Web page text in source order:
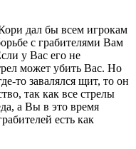
дал бы всем игрокам
с грабителями Вам
у Вас его не
может убить Вас. Но
то завалялся щит, то он
так как все стрелы
а Вы в это время
есть как